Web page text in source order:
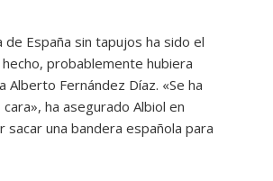
España sin tapujos ha sido el
probablemente hubiera
Alberto Fernández Díaz. «Se ha
ha asegurado Albiol en
sacar una bandera española para